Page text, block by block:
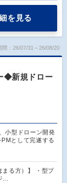
を見る
間：26/07/31～26/08/20
◆新規ドロー
小型ドローン開発
として完遂する
まる方）】 ・型プ
…